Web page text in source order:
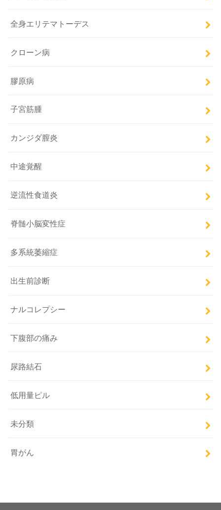
全身エリテマトーデス
クローン病
膠原病
子宮筋腫
カンジダ膣炎
中途覚醒
逆流性食道炎
脊髄小脳変性症
多系統萎縮症
出生前診断
ナルコレプシー
下腹部の痛み
尿路結石
低用量ピル
未分類
胃がん